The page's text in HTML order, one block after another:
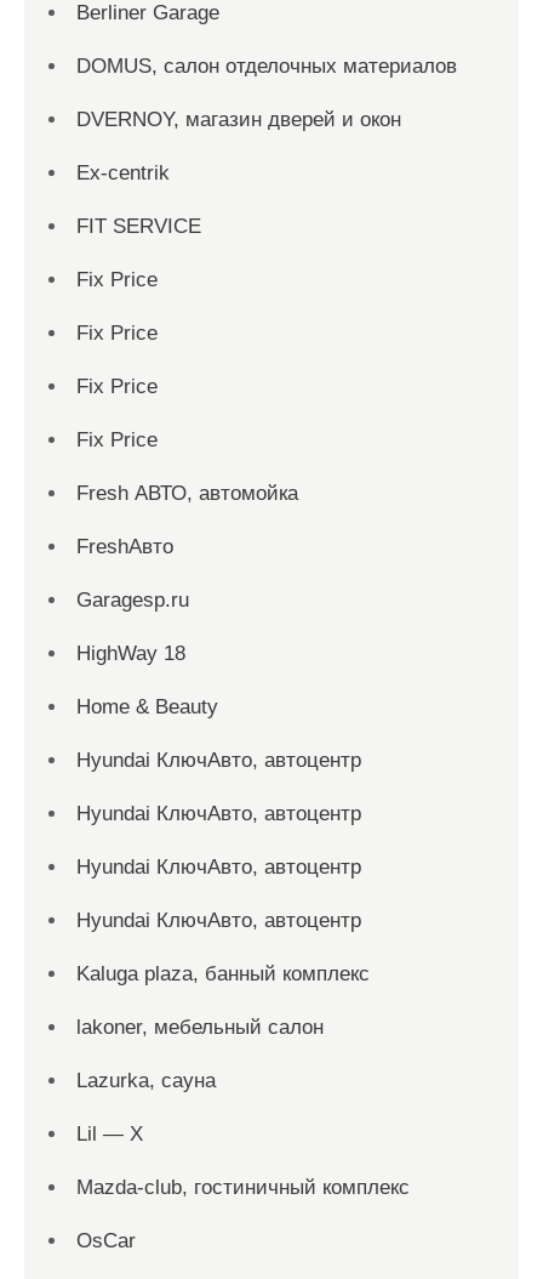
Berliner Garage
DOMUS, салон отделочных материалов
DVERNOY, магазин дверей и окон
Ex-centrik
FIT SERVICE
Fix Price
Fix Price
Fix Price
Fix Price
Fresh АВТО, автомойка
FreshАвто
Garagesp.ru
HighWay 18
Home & Beauty
Hyundai КлючАвто, автоцентр
Hyundai КлючАвто, автоцентр
Hyundai КлючАвто, автоцентр
Hyundai КлючАвто, автоцентр
Kaluga plaza, банный комплекс
lakoner, мебельный салон
Lazurka, сауна
Lil — X
Mazda-club, гостиничный комплекс
OsCar